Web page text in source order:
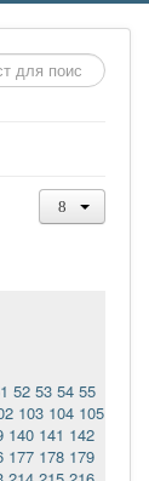
52 53 54 55
103 104 105
140 141 142
177 178 179